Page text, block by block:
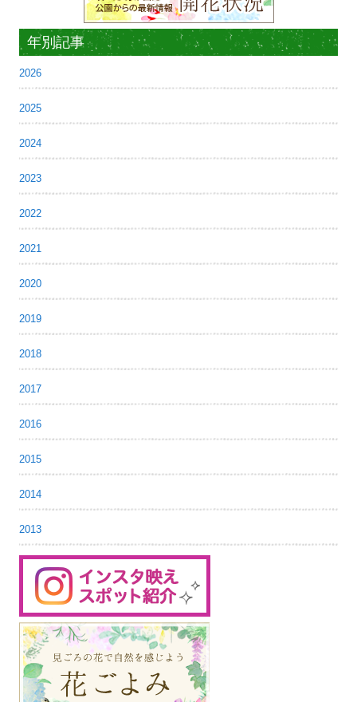
年別記事
2026
2025
2024
2023
2022
2021
2020
2019
2018
2017
2016
2015
2014
2013